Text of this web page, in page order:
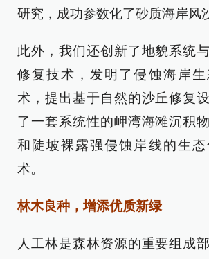
研究，成功参数化了砂质海岸风
此外，我们还创新了地貌系统
修复技术，发明了侵蚀海岸
术，提出基于自然的沙丘修复
了一套系统性的岬湾海滩沉积
和陡坡裸露强侵蚀岸线的生
术。
林木良种，增添优质新绿
人工林是森林资源的重要组成